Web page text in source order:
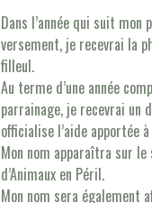
Dans l’année qui suit mon
versement, je recevrai la
filleul.
Au terme d’une année
parrainage, je recevrai un
officialise l’aide apportée
Mon nom apparaîtra sur
d’Animaux en Péril.
Mon nom sera également